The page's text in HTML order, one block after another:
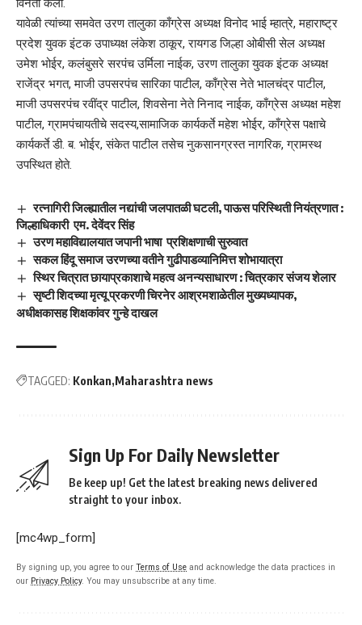
यावेळी त्यांच्या समवेत उरण तालुका काँग्रेस अध्यक्ष विनोद भाई म्हात्रे, महाराष्ट्र
प्रदेश युवक इंटक उपाध्यक्ष लंकेश ठाकूर, रायगड जिल्हा ओबीसी सेल अध्यक्ष
उमेश भोईर, कलंबुसरे सरपंच उर्मिला नाईक, उरण तालुका युवक इंटक अध्यक्ष
राजेंद्र भगत, माजी उपसरपंच सारिका पाटील, काँग्रेस नेते भालचंद्र पाटील,
माजी उपसरपंच रवींद्र पाटील, शिवसेना नेते निनाद नाईक, काँग्रेस अध्यक्ष महेश
पाटील, ग्रामपंचायतीचे सदस्य,सामाजिक कार्यकर्ते महेश भोईर, काँग्रेस पक्षाचे
कार्यकर्ते डी. ब. भोईर, संकेत पाटील तसेच नुकसानग्रस्त नागरिक, ग्रामस्थ
उपस्थित होते.
रत्नागिरी जिल्ह्यातील नद्यांची जलपातळी घटली, पाऊस परिस्थिती नियंत्रणात :
जिल्हाधिकारी एम. देवेंदर सिंह
उरण महाविद्यालयात जपानी भाषा प्रशिक्षणाची सुरुवात
सकल हिंदू समाज उरणच्या वतीने गुढीपाडव्यानिमित्त शोभायात्रा
स्थिर चित्रात छायाप्रकाशाचे महत्व अनन्यसाधारण : चित्रकार संजय शेलार
सृष्टी शिदच्या मृत्यू प्रकरणी चिरनेर आश्रमशाळेतील मुख्यध्यापक,
अधीक्षकासह शिक्षकांवर गुन्हे दाखल
TAGGED: Konkan Maharashtra news
Sign Up For Daily Newsletter
Be keep up! Get the latest breaking news delivered
straight to your inbox.
[mc4wp_form]
By signing up, you agree to our Terms of Use and acknowledge the data practices in
our Privacy Policy. You may unsubscribe at any time.